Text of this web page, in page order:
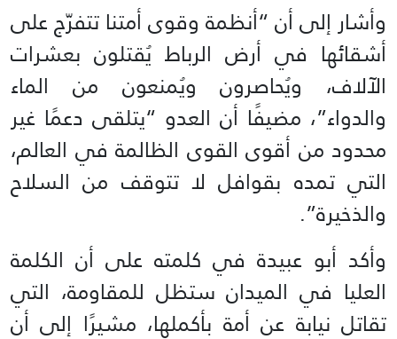
وأشار إلى أن “أنظمة وقوى أمتنا تتفرّج على
أشقائها في أرض الرباط يُقتلون بعشرات
الآلاف، ويُحاصرون ويُمنعون من الماء
والدواء”، مضيفًا أن العدو “يتلقى دعمًا غير
محدود من أقوى القوى الظالمة في العالم،
التي تمده بقوافل لا تتوقف من السلاح
والذخيرة”.
وأكد أبو عبيدة في كلمته على أن الكلمة
العليا في الميدان ستظل للمقاومة، التي
تقاتل نيابة عن أمة بأكملها، مشيرًا إلى أن